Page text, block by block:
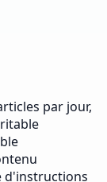
par jour,
d'instructions